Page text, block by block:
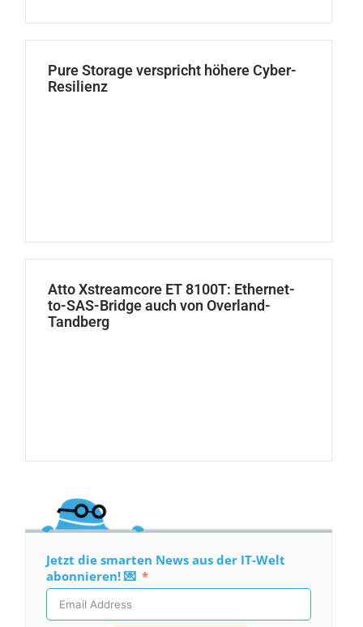
Pure Storage verspricht höhere Cyber-
Resilienz
Atto Xstreamcore ET 8100T: Ethernet-
to-SAS-Bridge auch von Overland-
Tandberg
Jetzt die smarten News aus der IT-Welt
abonnieren! 💌